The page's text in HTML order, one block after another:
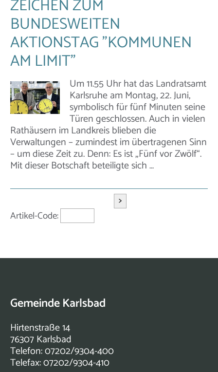
ZEICHEN ZUM
BUNDESWEITEN
AKTIONSTAG "KOMMUNEN
AM LIMIT"
Um 11.55 Uhr hat das Landratsamt
Karlsruhe am Montag, 22. Juni,
symbolisch für fünf Minuten seine
Türen geschlossen. Auch in vielen
Rathäusern im Landkreis blieben die
Verwaltungen – zumindest im übertragenen Sinn
– um diese Zeit zu. Denn: Es ist „Fünf vor Zwölf“.
Mit dieser Botschaft beteiligte sich …
Artikel-Code:
>
Gemeinde Karlsbad
Hirtenstraße 14
76307 Karlsbad
Telefon: 07202/9304-400
Telefax: 07202/9304-410